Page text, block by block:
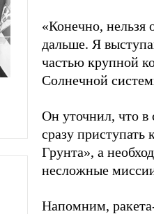
«Конечно, нельзя
дальше. Я
частью крупной
Солнечной
Он уточнил, что в
сразу
Грунта», а
несложные
Напомним,